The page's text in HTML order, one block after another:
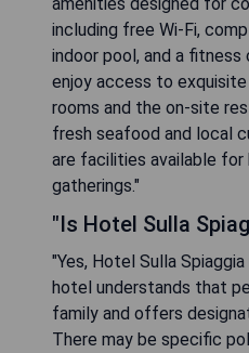
including free Wi-Fi,
indoor pool, and a fitness
enjoy access to
rooms and the on-site
fresh seafood and local
are facilities available
gatherings."
"Is Hotel Sulla
"Yes, Hotel Sulla
hotel understands that
family and offers
There may be specific